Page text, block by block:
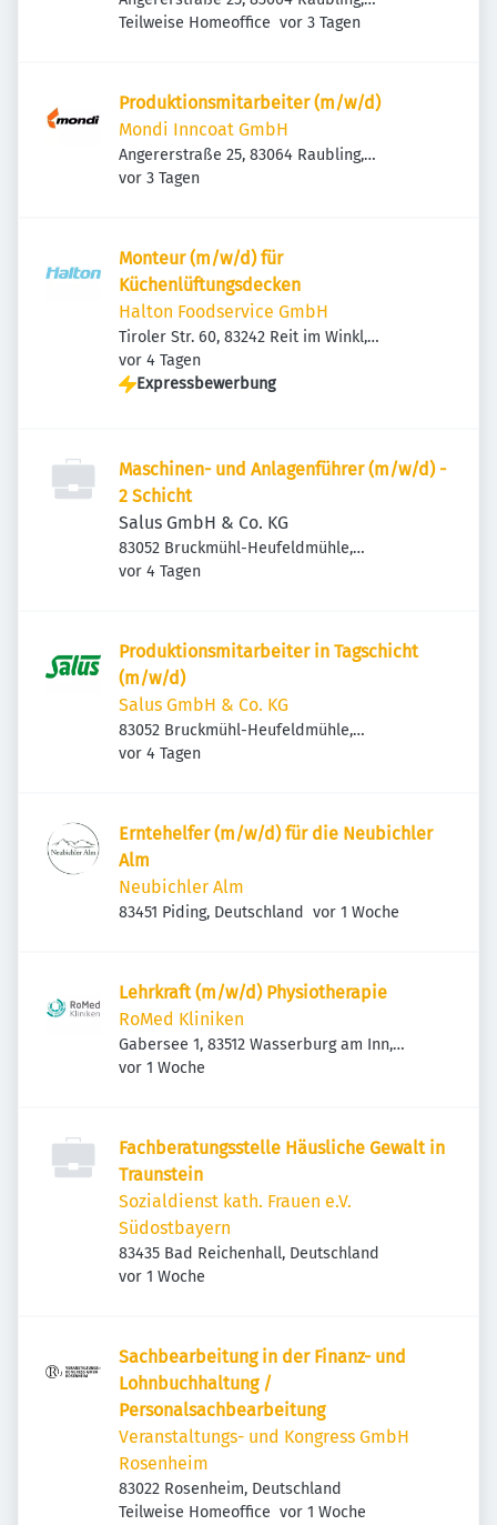
Deutschland
Teilweise Homeoffice Veröffentlicht
vor 3 Tagen
Produktionsmitarbeiter (m/w/d)
Mondi Inncoat GmbH
Angererstraße 25, 83064 Raubling,
Deutschland
Veröffentlicht
vor 3 Tagen
Monteur (m/w/d) für
Küchenlüftungsdecken
Halton Foodservice GmbH
Tiroler Str. 60, 83242 Reit im Winkl,
Deutschland
Veröffentlicht
vor 4 Tagen
Expressbewerbung
Maschinen- und Anlagenführer (m/w/d) -
2 Schicht
Salus GmbH & Co. KG
83052 Bruckmühl-Heufeldmühle,
Deutschland
Veröffentlicht
vor 4 Tagen
Produktionsmitarbeiter in Tagschicht
(m/w/d)
Salus GmbH & Co. KG
83052 Bruckmühl-Heufeldmühle,
Deutschland
Veröffentlicht
vor 4 Tagen
Erntehelfer (m/w/d) für die Neubichler
Alm
Neubichler Alm
83451 Piding, Deutschland Veröffentlicht
vor 1 Woche
Lehrkraft (m/w/d) Physiotherapie
RoMed Kliniken
Gabersee 1, 83512 Wasserburg am Inn,
Deutschland
Veröffentlicht
vor 1 Woche
Fachberatungsstelle Häusliche Gewalt in
Traunstein
Sozialdienst kath. Frauen e.V.
Südostbayern
83435 Bad Reichenhall, Deutschland
Veröffentlicht
vor 1 Woche
Sachbearbeitung in der Finanz- und
Lohnbuchhaltung /
Personalsachbearbeitung
Veranstaltungs- und Kongress GmbH
Rosenheim
83022 Rosenheim, Deutschland
Teilweise Homeoffice Veröffentlicht
vor 1 Woche